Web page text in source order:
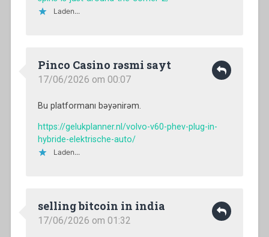
Laden...
Pinco Casino rəsmi sayt
17/06/2026 om 00:07
Bu platformanı bəyənirəm.
https://gelukplanner.nl/volvo-v60-phev-plug-in-
hybride-elektrische-auto/
Laden...
selling bitcoin in india
17/06/2026 om 01:32